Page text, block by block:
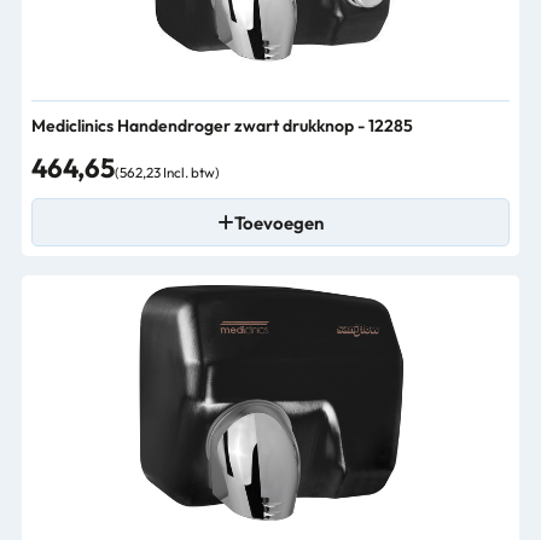
Mediclinics Handendroger zwart drukknop - 12285
464,65(562,23 Incl. btw)
Toevoegen